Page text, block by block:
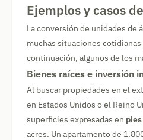
Ejemplos y casos
La conversión de unidades de
muchas situaciones
continuación, algunos de los
Bienes raíces e inversión
Al buscar propiedades en el
en Estados Unidos o el Reino
superficies expresadas en
acres. Un apartamento de